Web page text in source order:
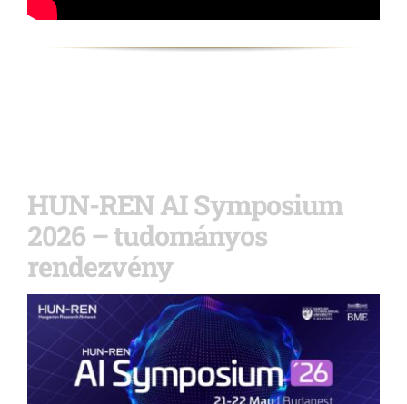
HUN-REN AI Symposium
2026 – tudományos
rendezvény